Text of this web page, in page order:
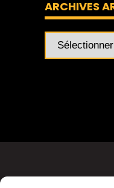
ARCHIVES
Archives
articles